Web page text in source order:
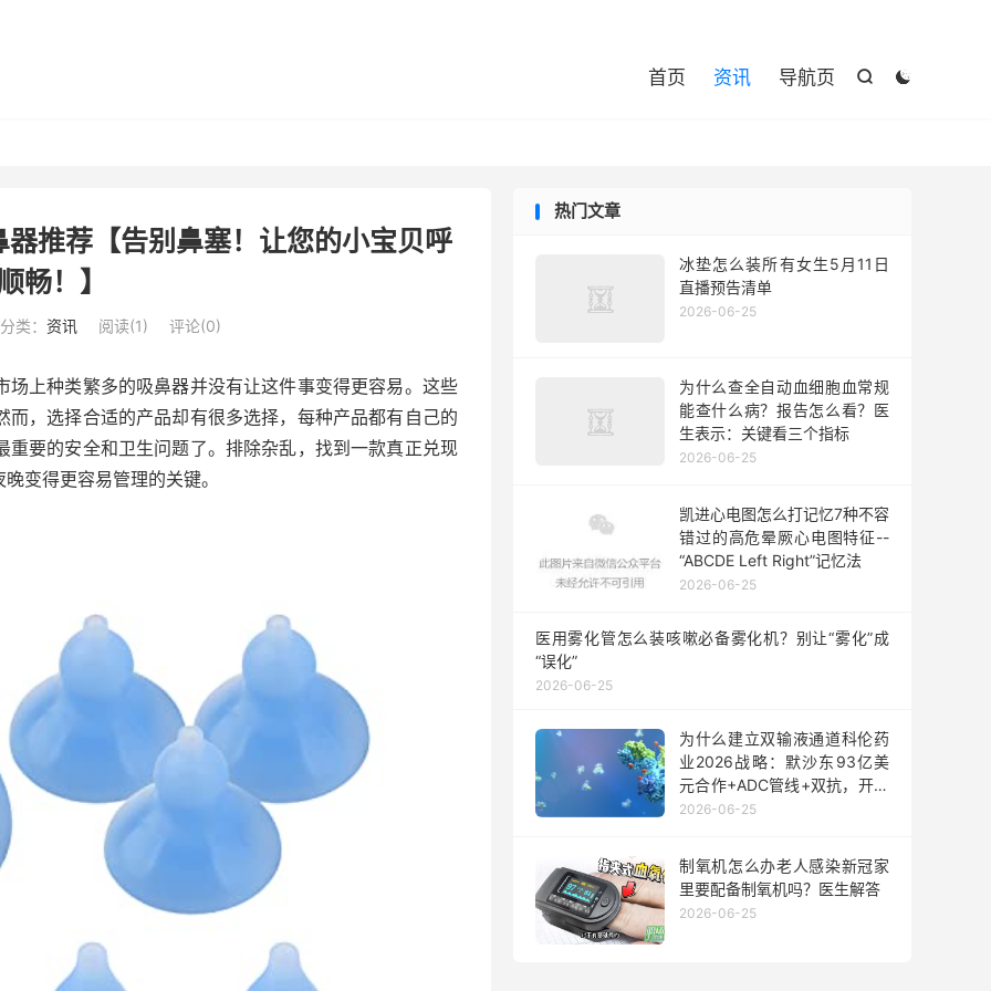


首页 资讯 导航页
推荐【告别鼻塞！让您的小宝贝呼
畅！】
分类： 资讯 阅读(1) 评论(0)
上种类繁多的吸鼻器并没有让这件事变得更容易。这些
，选择合适的产品却有很多选择，每种产品都有自己的
要的安全和卫生问题了。排除杂乱，找到一款真正兑现
变得更容易管理的关键。
热门文章
冰垫怎么装所有女生5月11日
直播预告清单
2026-06-25
为什么查全自动血细胞血常规
能查什么病？报告怎么看？医
生表示：关键看三个指标
2026-06-25
凯进心电图怎么打记忆7种不容
错过的高危晕厥心电图特征--
“ABCDE Left Right”记忆法
2026-06-25
医用雾化管怎么装咳嗽必备雾化机？别让“雾化”成
“误化”
2026-06-25
为什么建立双输液通道科伦药
业2026战略：默沙东93亿美
元合作+ADC管线+双抗，开启
全球创新药市场！
2026-06-25
制氧机怎么办老人感染新冠家
里要配备制氧机吗？医生解答
2026-06-25